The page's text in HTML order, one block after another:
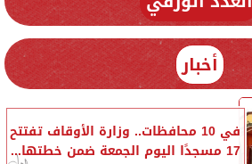
أخبار
في 10 محافظات.. وزارة الأوقاف تفتتح
17 مسجدًا اليوم الجمعة ضمن خطتها...